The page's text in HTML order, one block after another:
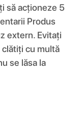
să acționeze 5
Produs
extern. Evitați
cu multă
se lăsa la